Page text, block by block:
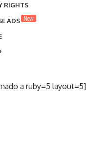
RIGHTS
ADS New
a ruby=5 layout=5]